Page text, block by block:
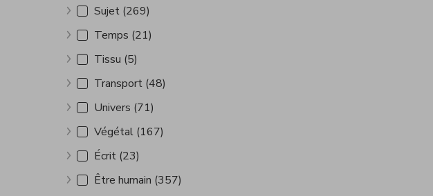
Afficher plus
Sujet (269)
Afficher plus
Temps (21)
Afficher plus
Tissu (5)
Afficher plus
Transport (48)
Afficher plus
Univers (71)
Afficher plus
Végétal (167)
Afficher plus
Écrit (23)
Afficher plus
Être humain (357)